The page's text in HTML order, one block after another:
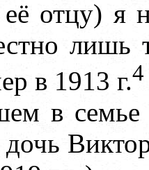
отцу) я
лишь
в 1913 г.4
в